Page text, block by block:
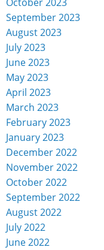
September 2023
August 2023
July 2023
June 2023
May 2023
April 2023
March 2023
February 2023
January 2023
December 2022
November 2022
October 2022
September 2022
August 2022
July 2022
June 2022